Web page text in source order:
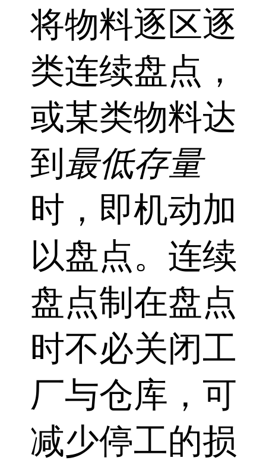
将物料逐区逐
类连续盘点，
或某类物料达
到最低存量
时，即机动加
以盘点。连续
盘点制在盘点
时不必关闭工
厂与仓库，可
减少停工的损